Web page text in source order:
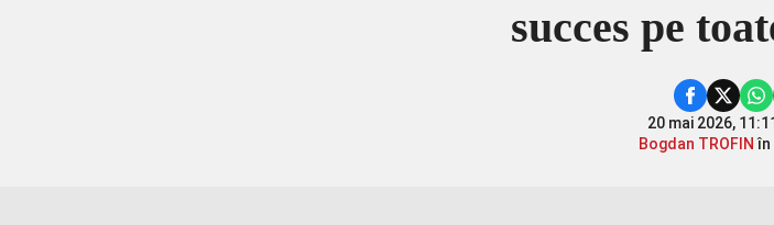
succes pe
20 mai 2026,
Bogdan TROFIN în